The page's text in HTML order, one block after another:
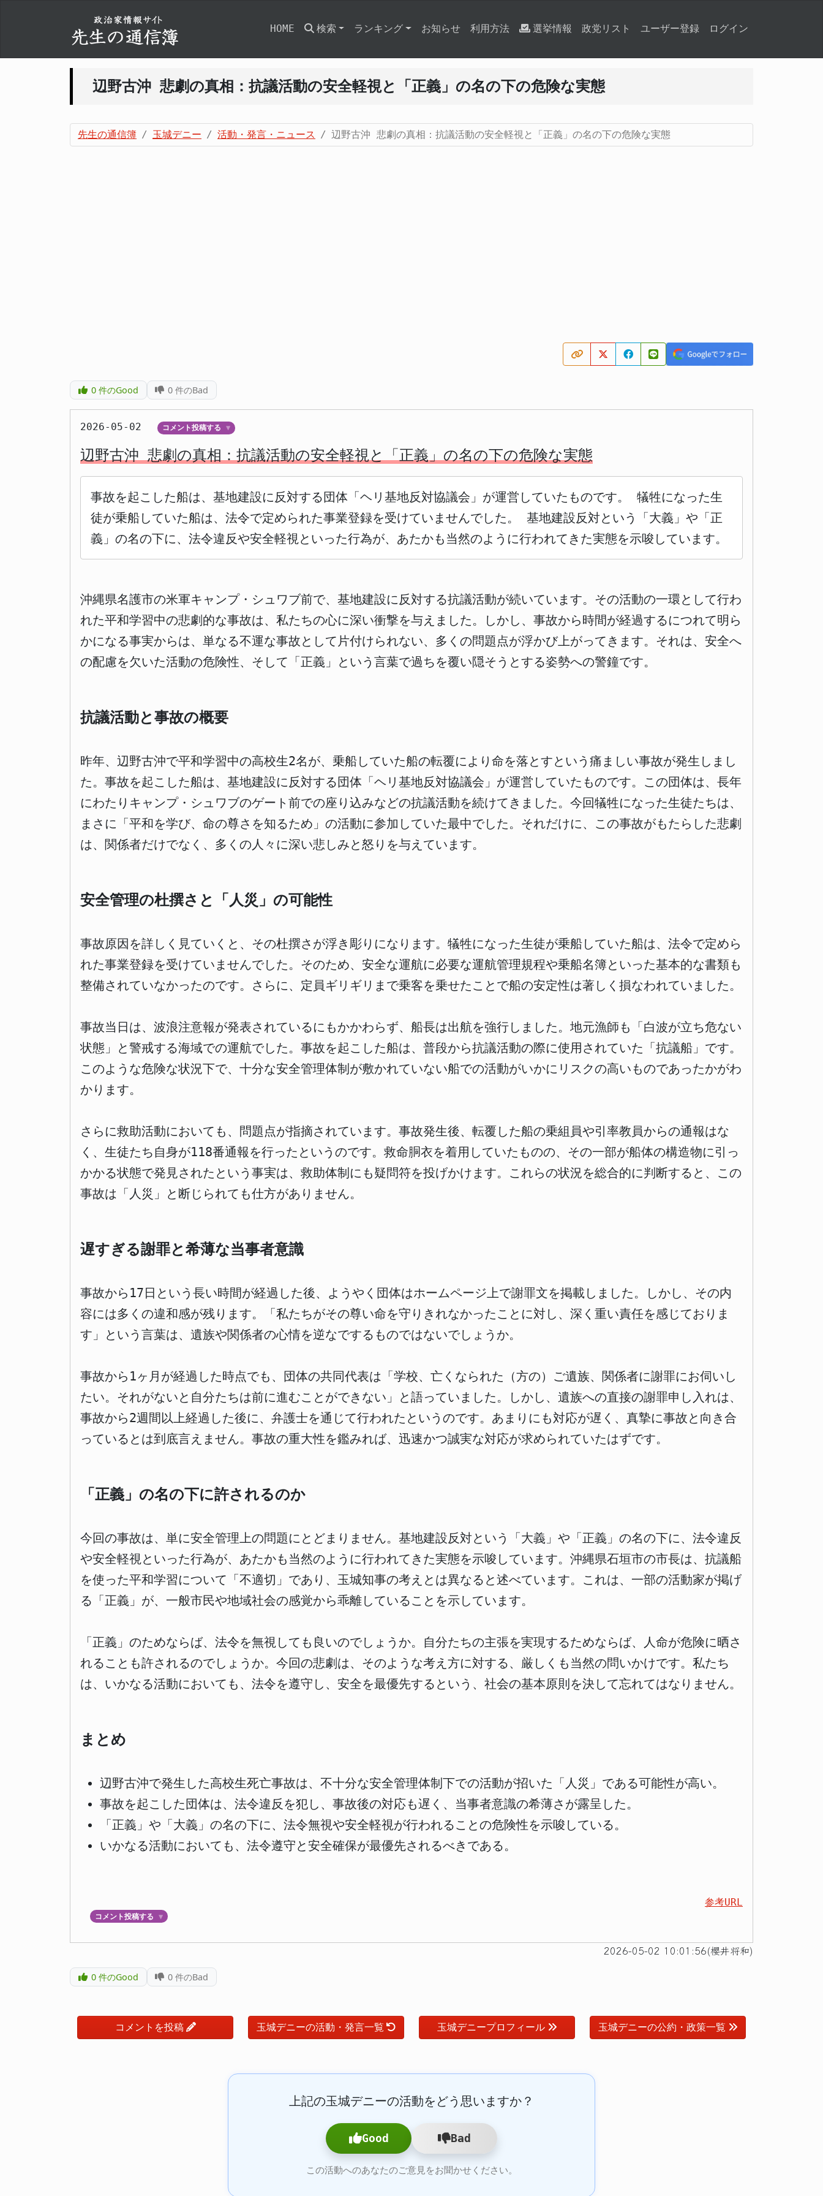
HOME 検索 ランキング お知らせ 利用方法 選挙情報 政党リスト ユーザー登録 ログイン
辺野古沖 悲劇の真相：抗議活動の安全軽視と「正義」の名の下の危険な実態
先生の通信簿 玉城デニー 活動・発言・ニュース 辺野古沖 悲劇の真相：抗議活動の安全軽視と「正義」の名の下の危険な実態
0件のGood 0 件のBad
2026-05-02 コメント投稿する ▼
辺野古沖 悲劇の真相：抗議活動の安全軽視と「正義」の名の下の危険な実態
事故を起こした船は、基地建設に反対する団体「ヘリ基地反対協議会」が運営していたものです。 犠牲になった生
徒が乗船していた船は、法令で定められた事業登録を受けていませんでした。 基地建設反対という「大義」や「正
義」の名の下に、法令違反や安全軽視といった行為が、あたかも当然のように行われてきた実態を示唆しています。
沖縄県名護市の米軍キャンプ・シュワブ前で、基地建設に反対する抗議活動が続いています。その活動の一環として行わ
れた平和学習中の悲劇的な事故は、私たちの心に深い衝撃を与えました。しかし、事故から時間が経過するにつれて明ら
かになる事実からは、単なる不運な事故として片付けられない、多くの問題点が浮かび上がってきます。それは、安全へ
の配慮を欠いた活動の危険性、そして「正義」という言葉で過ちを覆い隠そうとする姿勢への警鐘です。
抗議活動と事故の概要
昨年、辺野古沖で平和学習中の高校生2名が、乗船していた船の転覆により命を落とすという痛ましい事故が発生しまし
た。事故を起こした船は、基地建設に反対する団体「ヘリ基地反対協議会」が運営していたものです。この団体は、長年
にわたりキャンプ・シュワブのゲート前での座り込みなどの抗議活動を続けてきました。今回犠牲になった生徒たちは、
まさに「平和を学び、命の尊さを知るため」の活動に参加していた最中でした。それだけに、この事故がもたらした悲劇
は、関係者だけでなく、多くの人々に深い悲しみと怒りを与えています。
安全管理の杜撰さと「人災」の可能性
事故原因を詳しく見ていくと、その杜撰さが浮き彫りになります。犠牲になった生徒が乗船していた船は、法令で定めら
れた事業登録を受けていませんでした。そのため、安全な運航に必要な運航管理規程や乗船名簿といった基本的な書類も
整備されていなかったのです。さらに、定員ギリギリまで乗客を乗せたことで船の安定性は著しく損なわれていました。
事故当日は、波浪注意報が発表されているにもかかわらず、船長は出航を強行しました。地元漁師も「白波が立ち危ない
状態」と警戒する海域での運航でした。事故を起こした船は、普段から抗議活動の際に使用されていた「抗議船」です。
このような危険な状況下で、十分な安全管理体制が敷かれていない船での活動がいかにリスクの高いものであったかがわ
かります。
さらに救助活動においても、問題点が指摘されています。事故発生後、転覆した船の乗組員や引率教員からの通報はな
く、生徒たち自身が118番通報を行ったというのです。救命胴衣を着用していたものの、その一部が船体の構造物に引っ
かかる状態で発見されたという事実は、救助体制にも疑問符を投げかけます。これらの状況を総合的に判断すると、この
事故は「人災」と断じられても仕方がありません。
遅すぎる謝罪と希薄な当事者意識
事故から17日という長い時間が経過した後、ようやく団体はホームページ上で謝罪文を掲載しました。しかし、その内
容には多くの違和感が残ります。「私たちがその尊い命を守りきれなかったことに対し、深く重い責任を感じておりま
す」という言葉は、遺族や関係者の心情を逆なでするものではないでしょうか。
事故から1ヶ月が経過した時点でも、団体の共同代表は「学校、亡くなられた（方の）ご遺族、関係者に謝罪にお伺いし
たい。それがないと自分たちは前に進むことができない」と語っていました。しかし、遺族への直接の謝罪申し入れは、
事故から2週間以上経過した後に、弁護士を通じて行われたというのです。あまりにも対応が遅く、真摯に事故と向き合
っているとは到底言えません。事故の重大性を鑑みれば、迅速かつ誠実な対応が求められていたはずです。
「正義」の名の下に許されるのか
今回の事故は、単に安全管理上の問題にとどまりません。基地建設反対という「大義」や「正義」の名の下に、法令違反
や安全軽視といった行為が、あたかも当然のように行われてきた実態を示唆しています。沖縄県石垣市の市長は、抗議船
を使った平和学習について「不適切」であり、玉城知事の考えとは異なると述べています。これは、一部の活動家が掲げ
る「正義」が、一般市民や地域社会の感覚から乖離していることを示しています。
「正義」のためならば、法令を無視しても良いのでしょうか。自分たちの主張を実現するためならば、人命が危険に晒さ
れることも許されるのでしょうか。今回の悲劇は、そのような考え方に対する、厳しくも当然の問いかけです。私たち
は、いかなる活動においても、法令を遵守し、安全を最優先するという、社会の基本原則を決して忘れてはなりません。
まとめ
辺野古沖で発生した高校生死亡事故は、不十分な安全管理体制下での活動が招いた「人災」である可能性が高い。
事故を起こした団体は、法令違反を犯し、事故後の対応も遅く、当事者意識の希薄さが露呈した。
「正義」や「大義」の名の下に、法令無視や安全軽視が行われることの危険性を示唆している。
いかなる活動においても、法令遵守と安全確保が最優先されるべきである。
参考URL
コメント投稿する ▼
2026-05-02 10:01:56(櫻井将和)
0件のGood 0 件のBad
コメントを投稿 玉城デニーの活動・発言一覧 玉城デニープロフィール 玉城デニーの公約・政策一覧
上記の玉城デニーの活動をどう思いますか？
Good Bad
この活動へのあなたのご意見をお聞かせください。